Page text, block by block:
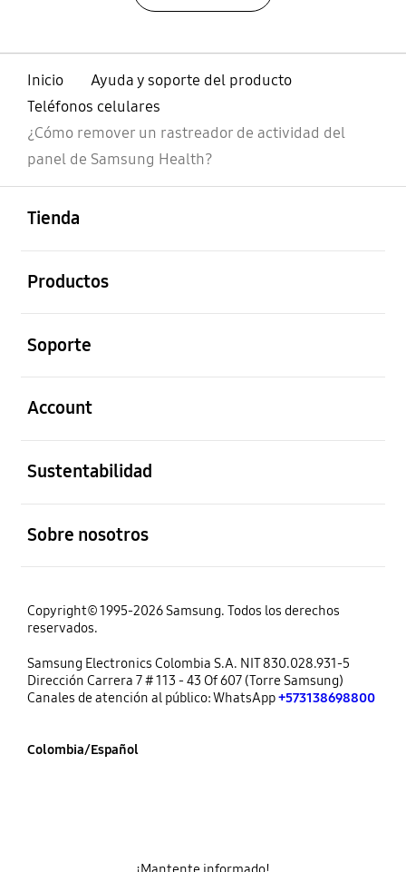
Inicio
Ayuda y soporte del producto
Teléfonos celulares
¿Cómo remover un rastreador de actividad del
panel de Samsung Health?
Tienda
Productos
Soporte
Account
Sustentabilidad
Sobre nosotros
Copyright© 1995-2026 Samsung. Todos los derechos
reservados.
Samsung Electronics Colombia S.A. NIT 830.028.931-5
Dirección Carrera 7 # 113 - 43 Of 607 (Torre Samsung)
Canales de atención al público: WhatsApp+573138698800
Colombia/Español